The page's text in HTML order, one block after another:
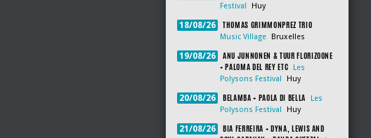
Festival
Huy
18/08/26 THOMAS GRIMMONPREZ TRIO
Music Village Bruxelles
19/08/26
ANU JUNNONEN & TUUR FLORIZOONE
+ PALOMA DEL REY ETC
Les
Polysons Festival
Huy
20/08/26 BELAMBA + PAOLA DI BELLA
Les
Polysons Festival
Huy
21/08/26
BIA FERREIRA + DYNA, LEWIS AND